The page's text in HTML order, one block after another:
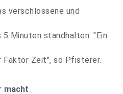
verschlossene und
Minuten standhalten. "Ein
Zeit", so Pfisterer.
macht